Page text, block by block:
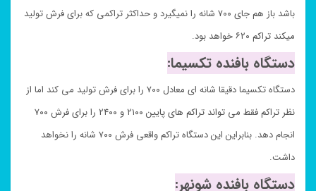
باشد باز هم جای ۷۰۰ شانه را نمیگیرد و حداکثر تراکمی که برای فرش تولید
میکند تراکم ۶۲۰ خواهد بود.
دستگاه بافنده تکسیما:
دستگاه تکسیما دقیقا شانه ای معادل ۷۰۰ را برای فرش تولید می کند اما از
نظر تراکم فقط می تواند تراکم های پایین ۲۱۰۰ و ۲۴۰۰ را برای فرش ۷۰۰
انجام دهد. بنابراین این دستگاه تراکم واقعی فرش ۷۰۰ شانه را نخواهد
داشت.
دستگاه بافنده شونهر: